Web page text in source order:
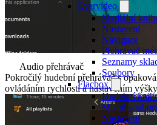
Evervideo
Mediální
Nastavení
Navigace
Přehrávač
Seznamy
Soubory
Flacbox
Hudební
Místní
Nastavení
Audio přehrávač
Pokročilý hudební přehrávač s
ovládáním rychlosti a nastavením